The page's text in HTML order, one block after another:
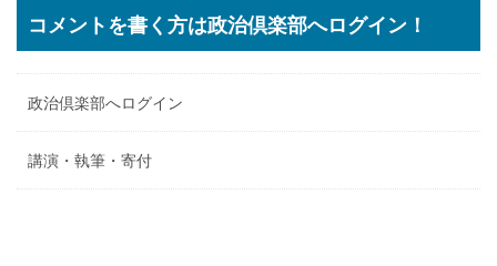
コメントを書く方は政治倶楽部へログイン！
政治倶楽部へログイン
講演・執筆・寄付